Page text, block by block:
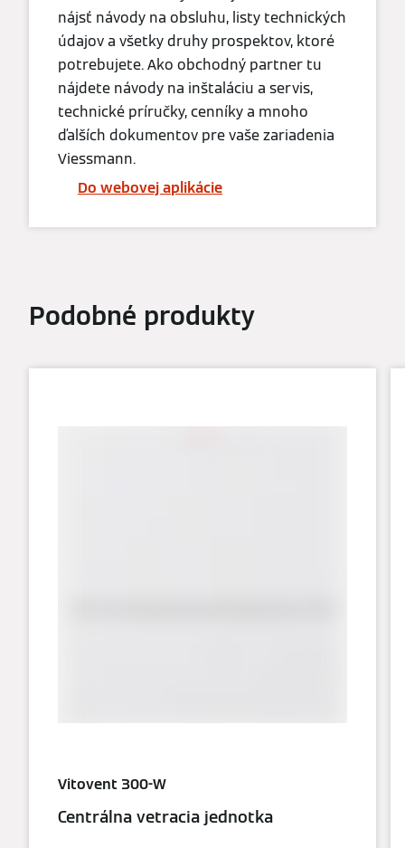
nájsť návody na obsluhu, listy technických
údajov a všetky druhy prospektov, ktoré
potrebujete. Ako obchodný partner tu
nájdete návody na inštaláciu a servis,
technické príručky, cenníky a mnoho
ďalších dokumentov pre vaše zariadenia
Viessmann.
Do webovej aplikácie
Podobné produkty
Vitovent 300-W
Centrálna vetracia jednotka